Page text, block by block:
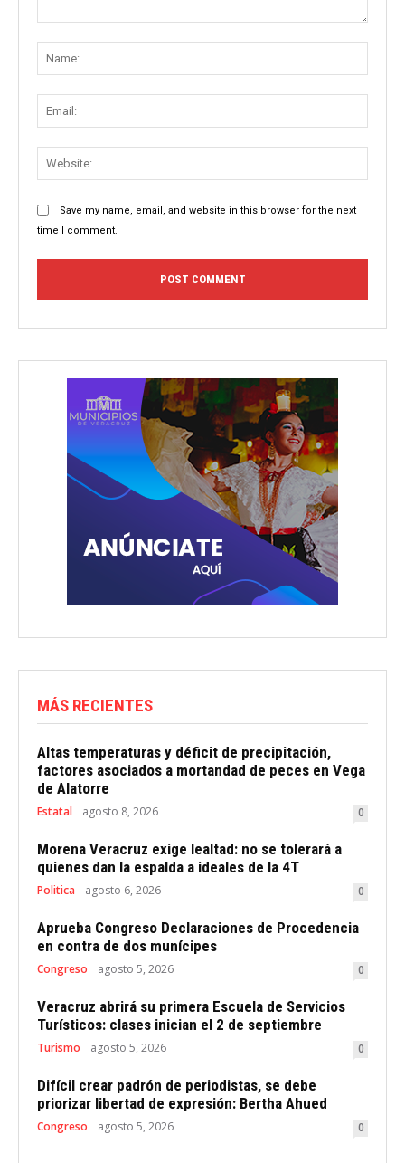
Save my name, email, and website in this browser for the next
time I comment.
MÁS RECIENTES
Altas temperaturas y déficit de precipitación,
factores asociados a mortandad de peces en Vega
de Alatorre
Estatal agosto 8, 2026 0
Morena Veracruz exige lealtad: no se tolerará a
quienes dan la espalda a ideales de la 4T
Politica agosto 6, 2026 0
Aprueba Congreso Declaraciones de Procedencia
en contra de dos munícipes
Congreso agosto 5, 2026 0
Veracruz abrirá su primera Escuela de Servicios
Turísticos: clases inician el 2 de septiembre
Turismo agosto 5, 2026 0
Difícil crear padrón de periodistas, se debe
priorizar libertad de expresión: Bertha Ahued
Congreso agosto 5, 2026 0